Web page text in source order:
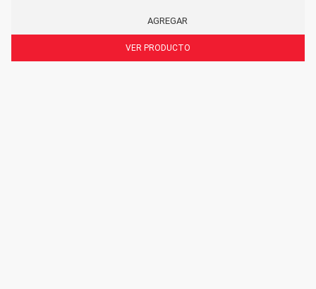
AGREGAR
VER PRODUCTO